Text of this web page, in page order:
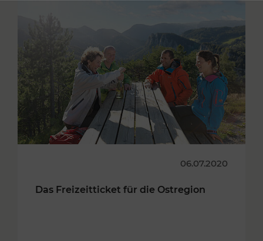
06.07.2020
Das Freizeitticket für die Ostregion